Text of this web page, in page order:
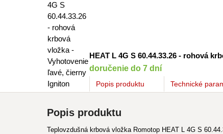
HEAT L 4G S 60.44.33.26 - rohová
doručenie do 7 dní
Popis produktu Technické
Popis produktu
Teplovzdušná krbová vložka Romotop HEAT L 4G S